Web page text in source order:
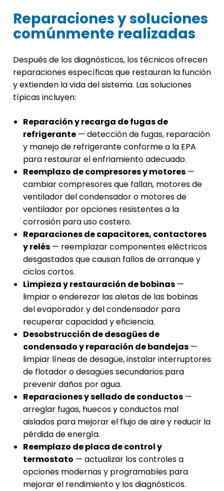
Reparaciones y soluciones
comúnmente realizadas
Después de los diagnósticos, los técnicos ofrecen
reparaciones específicas que restauran la función
y extienden la vida del sistema. Las soluciones
típicas incluyen:
Reparación y recarga de fugas de
refrigerante — detección de fugas, reparación
y manejo de refrigerante conforme a la EPA
para restaurar el enfriamiento adecuado.
Reemplazo de compresores y motores —
cambiar compresores que fallan, motores de
ventilador del condensador o motores de
ventilador por opciones resistentes a la
corrosión para uso costero.
Reparaciones de capacitores, contactores
y relés — reemplazar componentes eléctricos
desgastados que causan fallos de arranque y
ciclos cortos.
Limpieza y restauración de bobinas —
limpiar o enderezar las aletas de las bobinas
del evaporador y del condensador para
recuperar capacidad y eficiencia.
Desobstrucción de desagües de
condensado y reparación de bandejas —
limpiar líneas de desagüe, instalar interruptores
de flotador o desagües secundarios para
prevenir daños por agua.
Reparaciones y sellado de conductos —
arreglar fugas, huecos y conductos mal
aislados para mejorar el flujo de aire y reducir la
pérdida de energía.
Reemplazo de placa de control y
termostato — actualizar los controles a
opciones modernas y programables para
mejorar el rendimiento y los diagnósticos.